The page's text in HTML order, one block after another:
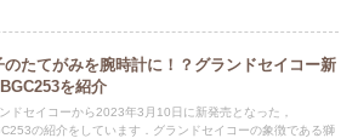
のたてがみを腕時計に！？グランドセイコー新
を紹介
ドセイコーから2023年3月10日に新発売となった，
の紹介をしています．グランドセイコーの象徴である獅